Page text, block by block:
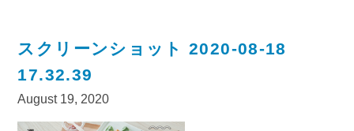
スクリーンショット 2020-08-18
17.32.39
August 19, 2020